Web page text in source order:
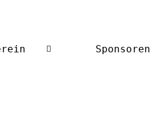
Sponsoren